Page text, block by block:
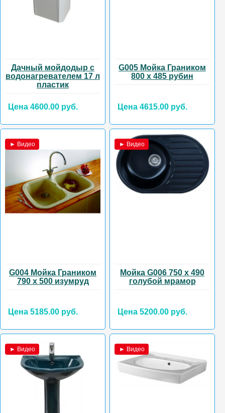
Дачный мойдодыр с
водонагревателем 17 л
пластик
Цена 4600.00 руб.
G005 Мойка Граником
800 х 485 рубин
Цена 4615.00 руб.
► Видео
G004 Мойка Граником
790 х 500 изумруд
Цена 5185.00 руб.
► Видео
Мойка G006 750 х 490
голубой мрамор
Цена 5200.00 руб.
► Видео ► Видео